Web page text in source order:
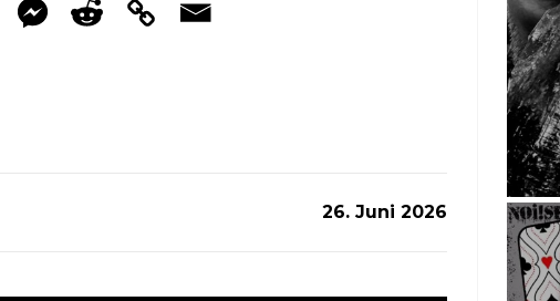
26. Juni 2026